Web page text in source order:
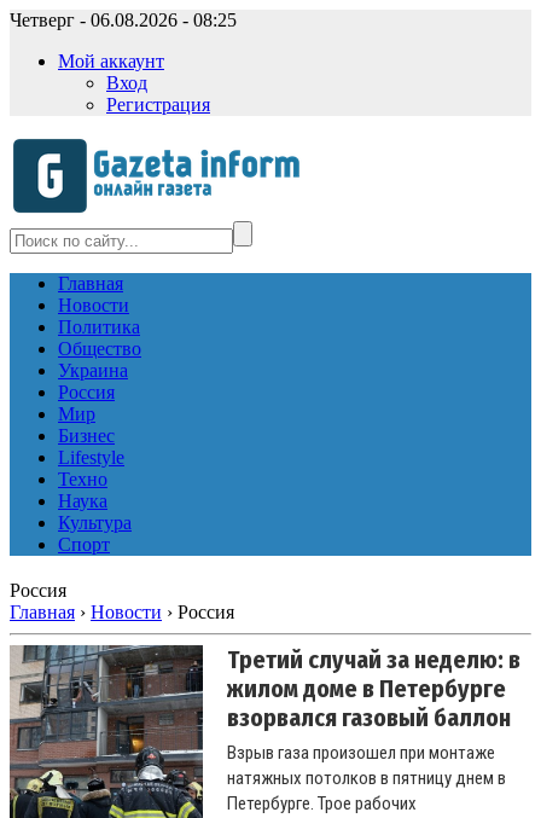
Четверг - 06.08.2026 - 08:25
Мой аккаунт
Вход
Регистрация
Главная
Новости
Политика
Общество
Украина
Россия
Мир
Бизнес
Lifestyle
Техно
Наука
Культура
Спорт
Россия
Главная › Новости › Россия
Третий случай за неделю: в
жилом доме в Петербурге
взорвался газовый баллон
Взрыв газа произошел при монтаже
натяжных потолков в пятницу днем в
Петербурге. Трое рабочих